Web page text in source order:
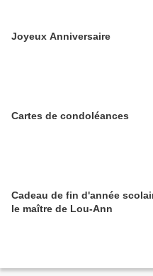
Joyeux Anniversaire
Cartes de condoléances
Cadeau de fin d'année
le maître de Lou-Ann